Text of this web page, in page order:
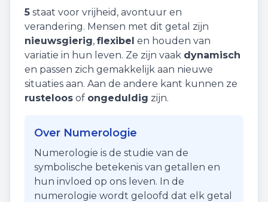
5 staat voor vrijheid , avontuur en
verandering. Mensen met dit getal zijn
nieuwsgierig, flexibel en houden van
variatie in hun leven. Ze zijn vaak dynamisch
en passen zich gemakkelijk aan nieuwe
situaties aan. Aan de andere kant kunnen ze
rusteloos of ongeduldig zijn.
Over Numerologie
Numerologie is de studie van de
symbolische betekenis van getallen en
hun invloed op ons leven. In de
numerologie wordt geloofd dat elk getal